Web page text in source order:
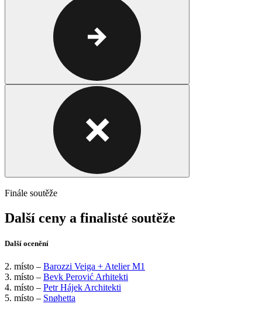
Finále soutěže
Další ceny a finalisté soutěže
Další ocenění
2. místo – Barozzi Veiga + Atelier M1
3. místo – Bevk Perović Arhitekti
4. místo – Petr Hájek Architekti
5. místo – Snøhetta